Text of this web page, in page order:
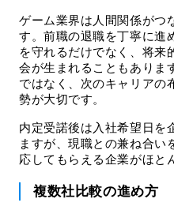
ゲーム業界は人間関係がつ
す。前職の退職を丁寧に進
を守れるだけでなく、将来
会が生まれることもありま
ではなく、次のキャリアの
勢が大切です。
内定受諾後は入社希望日を
ますが、現職との兼ね合い
応してもらえる企業がほと
複数社比較の進め方